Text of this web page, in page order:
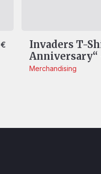
€
Invaders T-
Anniversary“
Merchandising